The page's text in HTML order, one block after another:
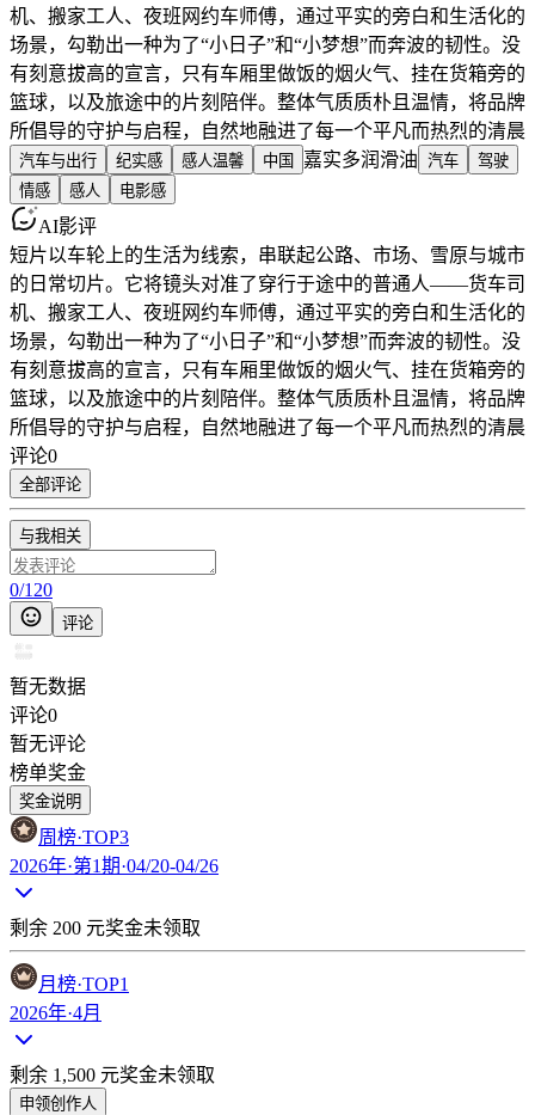
机、搬家工人、夜班网约车师傅，通过平实的旁白和生活化的
场景，勾勒出一种为了“小日子”和“小梦想”而奔波的韧性。没
有刻意拔高的宣言，只有车厢里做饭的烟火气、挂在货箱旁的
篮球，以及旅途中的片刻陪伴。整体气质质朴且温情，将品牌
所倡导的守护与启程，自然地融进了每一个平凡而热烈的清晨
汽车与出行 纪实感 感人温馨 中国 嘉实多润滑油 汽车
驾驶
情感
感人 电影感
AI影评
短片以车轮上的生活为线索，串联起公路、市场、雪原与城市
的日常切片。它将镜头对准了穿行于途中的普通人——货车司
机、搬家工人、夜班网约车师傅，通过平实的旁白和生活化的
场景，勾勒出一种为了“小日子”和“小梦想”而奔波的韧性。没
有刻意拔高的宣言，只有车厢里做饭的烟火气、挂在货箱旁的
篮球，以及旅途中的片刻陪伴。整体气质质朴且温情，将品牌
所倡导的守护与启程，自然地融进了每一个平凡而热烈的清晨
评论0
全部评论
与我相关
0/120
评论
暂无数据
评论0
暂无评论
榜单奖金
奖金说明
周榜·TOP3
2026年·第1期·04/20-04/26
剩余 200 元奖金未领取
月榜·TOP1
2026年·4月
剩余 1,500 元奖金未领取
申领创作人